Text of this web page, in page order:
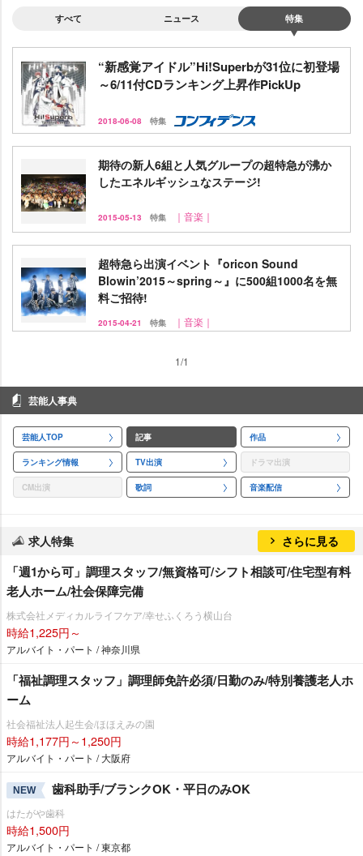
すべて ニュース 特集
“新感覚アイドル”Hi!Superbが31位に初登場
～6/11付CDランキング上昇作PickUp
2018-06-08 特集
期待の新人6組と人気グループの超特急が沸か
したエネルギッシュなステージ!
2015-05-13 特集 ｜音楽｜
超特急ら出演イベント『oricon Sound
Blowin’2015～spring～』に500組1000名を無
料ご招待!
2015-04-21 特集 ｜音楽｜
1/1
芸能人事典
芸能人TOP 記事 作品
ランキング情報 TV出演 ドラマ出演
CM出演 歌詞 音楽配信
求人特集 さらに見る
「週1から可」調理スタッフ/無資格可/シフト相談可/住宅型有料
老人ホーム/社会保障完備
株式会社メディカルライフケア/幸せふくろう横山台
時給1,225円～
アルバイト・パート / 神奈川県
「福祉調理スタッフ」調理師免許必須/日勤のみ/特別養護老人ホ
ーム
社会福祉法人起生会/ほほえみの園
時給1,177円～1,250円
アルバイト・パート / 大阪府
NEW 歯科助手/ブランクOK・平日のみOK
はたがや歯科
時給1,500円
アルバイト・パート / 東京都